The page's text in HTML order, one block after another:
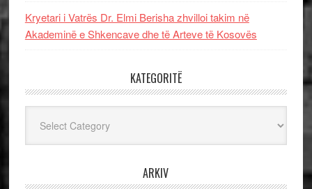
Kryetari i Vatrës Dr. Elmi Berisha zhvilloi takim në
Akademinë e Shkencave dhe të Arteve të Kosovës
KATEGORITË
ARKIV